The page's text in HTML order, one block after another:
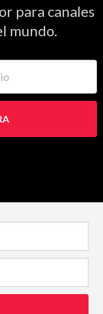
para canales
mundo.